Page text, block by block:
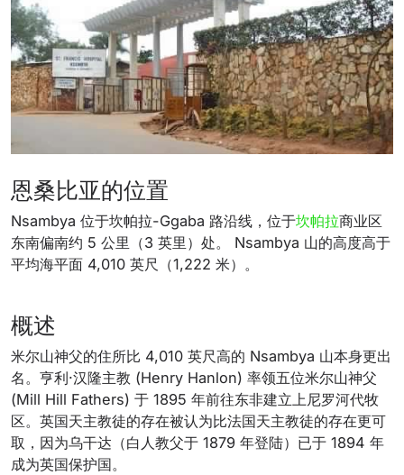
恩桑比亚的位置
Nsambya 位于坎帕拉-Ggaba 路沿线，位于坎帕拉商业区
东南偏南约 5 公里（3 英里）处。 Nsambya 山的高度高于
平均海平面 4,010 英尺（1,222 米）。
概述
米尔山神父的住所比 4,010 英尺高的 Nsambya 山本身更出
名。亨利·汉隆主教 (Henry Hanlon) 率领五位米尔山神父
(Mill Hill Fathers) 于 1895 年前往东非建立上尼罗河代牧
区。英国天主教徒的存在被认为比法国天主教徒的存在更可
取，因为乌干达（白人教父于 1879 年登陆）已于 1894 年
成为英国保护国。